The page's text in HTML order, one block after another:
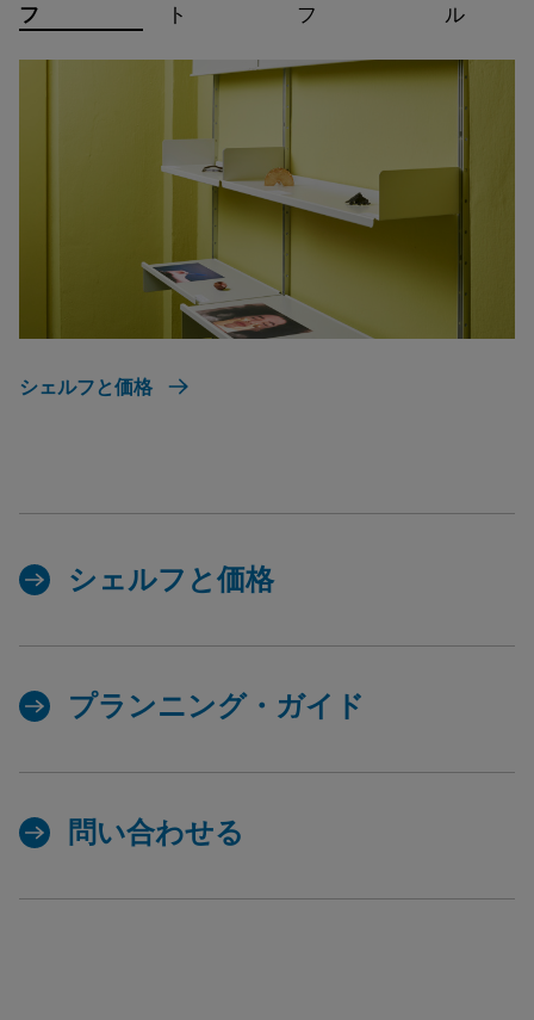
フ
ト
フ
ル
シェルフと価格
シェルフと価格
プランニング・ガイド
問い合わせる